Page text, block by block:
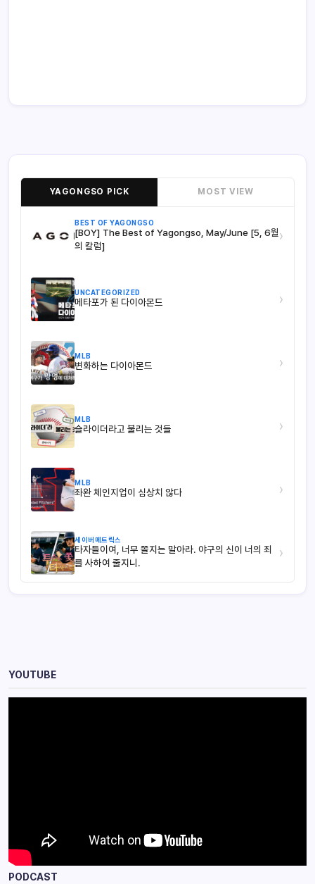
YAGONGSO PICK MOST VIEW
BEST OF YAGONGSO
[BOY] The Best of Yagongso, May/June [5, 6월
의 칼럼]
›
UNCATEGORIZED
메타포가 된 다이아몬드 ›
MLB
변화하는 다이아몬드 ›
MLB
슬라이더라고 불리는 것들 ›
MLB
좌완 체인지업이 심상치 않다 ›
세이버메트릭스
타자들이여, 너무 쫄지는 말아라. 야구의 신이 너의 죄
를 사하여 줄지니.
›
YOUTUBE
PODCAST